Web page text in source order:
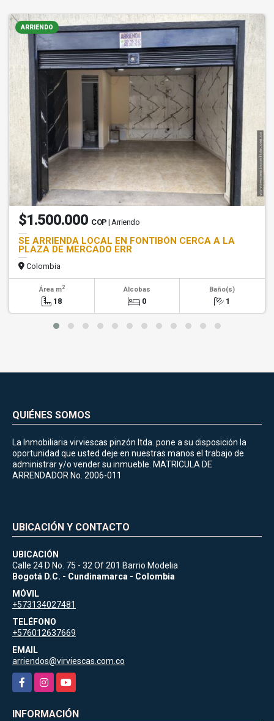
ARRIENDO
$1.500.000 COP | Arriendo
SE ARRIENDA LOCAL EN FONTIBÓN CERCA A LA
PLAZA DE MERCADO ERR
Colombia
Área m2
18
Alcobas
0
Baño(s)
1
QUIÉNES SOMOS
La Inmobiliaria virviescas pinzón ltda. pone a su disposición la
oportunidad que usted deje en nuestras manos el trabajo de
administrar y/o vender su inmueble. MATRICULA DE
ARRENDADOR No. 2006-011
UBICACIÓN Y CONTACTO
UBICACIÓN
Calle 24 D No. 75 - 32 Of 201 Barrio Modelia
Bogotá D.C. - Cundinamarca - Colombia
MÓVIL
+573134027481
TELÉFONO
+576012637669
EMAIL
arriendos@virviescas.com.co
FacebookInstagramYouTube
INFORMACIÓN